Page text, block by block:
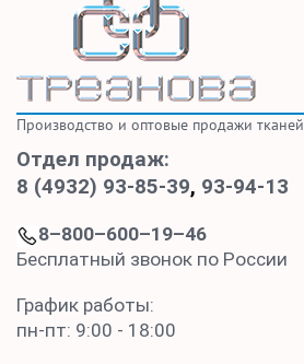
Производство и оптовые продажи тканей
Отдел продаж:
8 (4932) 93-85-39, 93-94-13
8–800–600–19–46
Бесплатный звонок по России
График работы:
пн-пт: 9:00 - 18:00